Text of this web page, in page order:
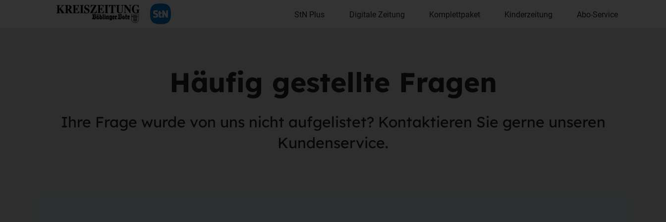
StN Plus Digitale Zeitung Komplettpaket Kinderzeitung Abo-Service
Häufig gestellte Fragen
Ihre Frage wurde von uns nicht aufgelistet? Kontaktieren Sie gerne unseren
Kundenservice.